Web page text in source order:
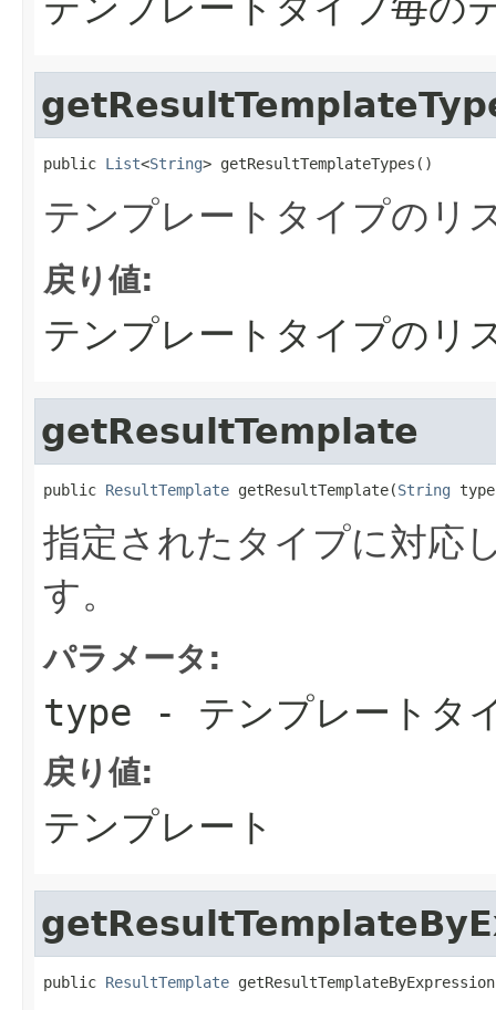
public List<String> getResultTemplateTypes()
テンプレートタイプのリ
戻り値:
テンプレートタイプのリ
getResultTemplate
public ResultTemplate getResultTemplate(String
指定されたタイプに対応
す。
パラメータ:
type - テンプレートタ
戻り値:
テンプレート
public ResultTemplate